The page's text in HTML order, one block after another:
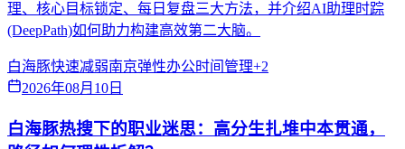
理、核心目标锁定、每日复盘三大方法，并介绍AI助理时踪
(DeepPath)如何助力构建高效第二大脑。
白海豚快速减弱南京弹性办公时间管理+2
2026年08月10日
白海豚热搜下的职业迷思：高分生扎堆中本贯通，